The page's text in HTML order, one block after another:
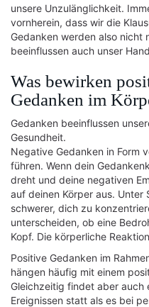
unsere Unzulänglichkeit.
vornherein, dass wir die
Gedanken werden also nicht
beeinflussen auch unser
Was bewirken
Gedanken im
Gedanken beeinflussen
Gesundheit.
Negative Gedanken in Form
führen. Wenn dein
dreht und deine negativen
auf deinen Körper aus. Unter
schwerer, dich zu
unterscheiden, ob eine
Kopf. Die körperliche
Positive Gedanken im
hängen häufig mit einem
Gleichzeitig findet aber auch
Ereignissen statt als es bei